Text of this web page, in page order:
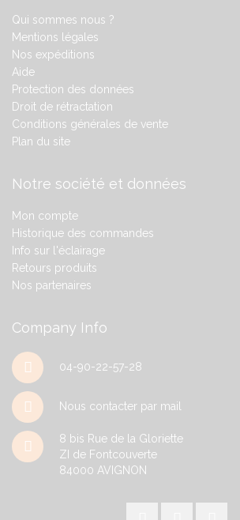
Qui sommes nous ?
Mentions légales
Nos expéditions
Aide
Protection des données
Droit de rétractation
Conditions générales de vente
Plan du site
Notre société et données
Mon compte
Historique des commandes
Info sur l'éclairage
Retours produits
Nos partenaires
Company Info
04-90-22-57-28
Nous contacter par mail
8 bis Rue de la Gloriette
ZI de Fontcouverte
84000 AVIGNON